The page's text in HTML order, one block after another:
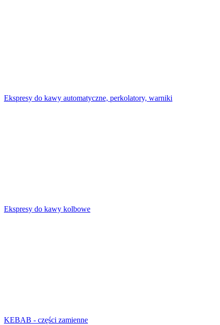
Ekspresy do kawy automatyczne, perkolatory, warniki
Ekspresy do kawy kolbowe
KEBAB - części zamienne